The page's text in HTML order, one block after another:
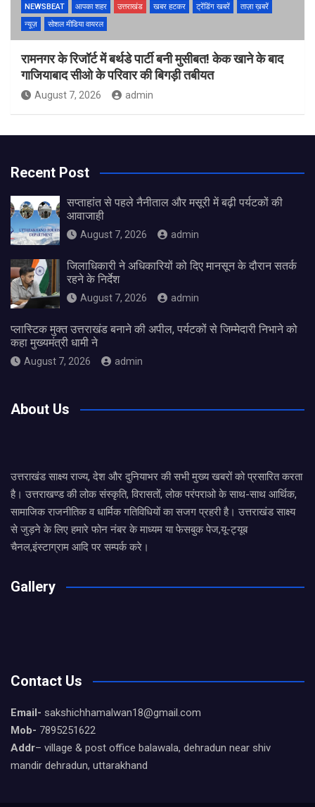
NEWSBEAT आपका शहर उत्तराखंड खबर हटकर ट्रेंडिंग खबरें
ताज़ा ख़बरें
न्यूज़
सोशल मीडिया वायरल
रामनगर के रिजॉर्ट में बर्थडे पार्टी बनी मुसीबत! केक खाने के बाद
गाजियाबाद सीओ के परिवार की बिगड़ी तबीयत
August 7, 2026 admin
Recent Post
सप्ताहांत से पहले नैनीताल और मसूरी में बढ़ी पर्यटकों की
आवाजाही
August 7, 2026 admin
जिलाधिकारी ने अधिकारियों को दिए मानसून के दौरान सतर्क
रहने के निर्देश
August 7, 2026 admin
प्लास्टिक मुक्त उत्तराखंड बनाने की अपील, पर्यटकों से जिम्मेदारी निभाने को
कहा मुख्यमंत्री धामी ने
August 7, 2026 admin
About Us
उत्तराखंड साक्ष्य राज्य, देश और दुनियाभर की सभी मुख्य खबरों को प्रसारित करता
है। उत्तराखण्ड की लोक संस्कृति, विरासतों, लोक परंपराओ के साथ-साथ आर्थिक,
सामाजिक राजनीतिक व धार्मिक गतिविधियों का सजग प्रहरी है। उत्तराखंड साक्ष्य
से जुड़ने के लिए हमारे फोन नंबर के माध्यम या फेसबुक पेज,यू-ट्यूब
चैनल,इंस्टाग्राम आदि पर सम्पर्क करे।
Gallery
Contact Us
Email- sakshichhamalwan18@gmail.com
Mob- 7895251622
Addr– village & post office balawala, dehradun near shiv
mandir dehradun, uttarakhand